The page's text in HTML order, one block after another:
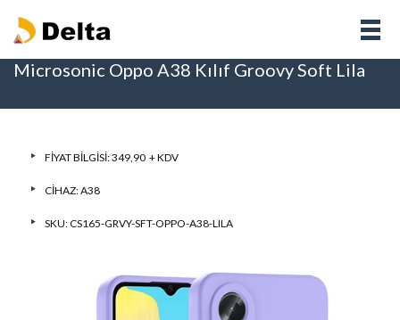
Microsonic Oppo A38 Kılıf Groovy Soft Lila
FIYAT BILGISI: 349,90 + KDV
CIHAZ:A38
SKU: CS165-GRVY-SFT-OPPO-A38-LILA